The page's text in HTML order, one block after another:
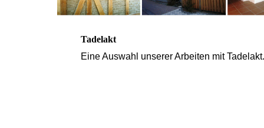
Tadelakt
Eine Auswahl unserer Arbeiten mit Tadelakt.